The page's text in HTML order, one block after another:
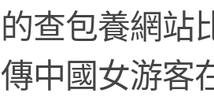
的查包養網站
傳中國女游客